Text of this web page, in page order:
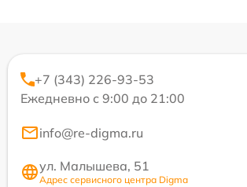
+7 (343) 226-93-53
Ежедневно с 9:00 до 21:00
info@re-digma.ru
ул. Малышева, 51
Адрес сервисного центра Digma